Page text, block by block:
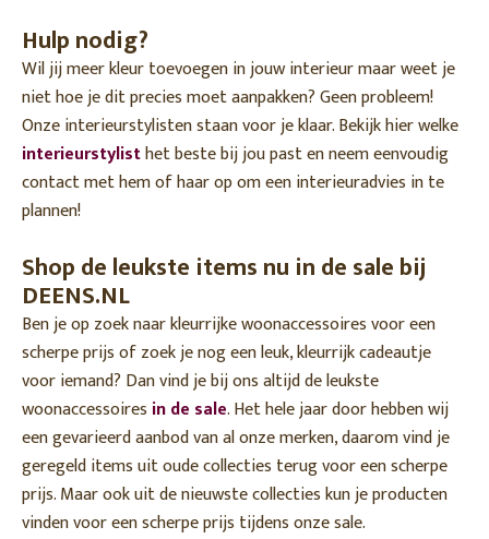
Hulp nodig?
Wil jij meer kleur toevoegen in jouw interieur maar weet je
niet hoe je dit precies moet aanpakken? Geen probleem!
Onze interieurstylisten staan voor je klaar. Bekijk hier welke
interieurstylisthet beste bij jou past en neem eenvoudig
contact met hem of haar op om een interieuradvies in te
plannen!
Shop de leukste items nu in de sale bij
DEENS.NL
Ben je op zoek naar kleurrijke woonaccessoires voor een
scherpe prijs of zoek je nog een leuk, kleurrijk cadeautje
voor iemand? Dan vind je bij ons altijd de leukste
woonaccessoires in de sale. Het hele jaar door hebben wij
een gevarieerd aanbod van al onze merken, daarom vind je
geregeld items uit oude collecties terug voor een scherpe
prijs. Maar ook uit de nieuwste collecties kun je producten
vinden voor een scherpe prijs tijdens onze sale.